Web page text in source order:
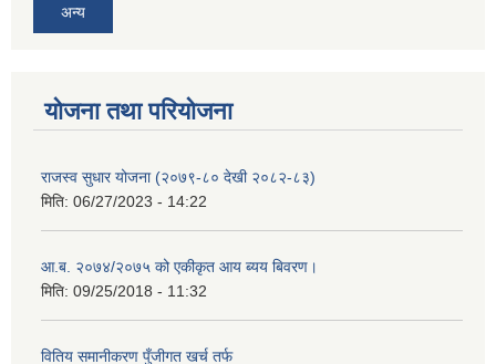
अन्य
योजना तथा परियोजना
राजस्व सुधार योजना (२०७९-८० देखी २०८२-८३)
मिति: 06/27/2023 - 14:22
आ.ब. २०७४/२०७५ को एकीकृत आय ब्यय बिवरण।
मिति: 09/25/2018 - 11:32
वितिय समानीकरण पुँजीगत खर्च तर्फ